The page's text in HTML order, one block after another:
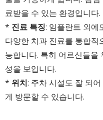
료받을 수 있는 환경입니다.
* 진료 특징: 임플란트 외에
다양한 치과 진료를 통합적
능합니다. 특히 어르신들을
성을 보입니다.
* 위치: 주차 시설도 잘 되
게 방문할 수 있습니다.